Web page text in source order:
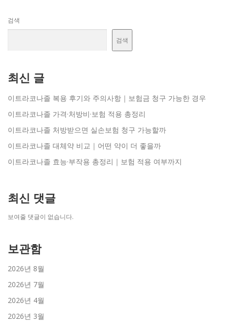
검색
검색
최신 글
이트라코나졸 복용 후기와 주의사항｜보험금 청구 가능한 경우
이트라코나졸 가격·처방비·보험 적용 총정리
이트라코나졸 처방받으면 실손보험 청구 가능할까
이트라코나졸 대체약 비교｜어떤 약이 더 좋을까
이트라코나졸 효능·부작용 총정리｜보험 적용 여부까지
최신 댓글
보여줄 댓글이 없습니다.
보관함
2026년 8월
2026년 7월
2026년 4월
2026년 3월